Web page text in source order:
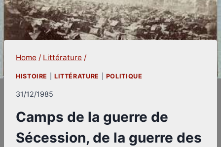
Home / Littérature /
HISTOIRE LITTÉRATURE POLITIQUE
31/12/1985
Camps de la guerre de
Sécession, de la guerre des